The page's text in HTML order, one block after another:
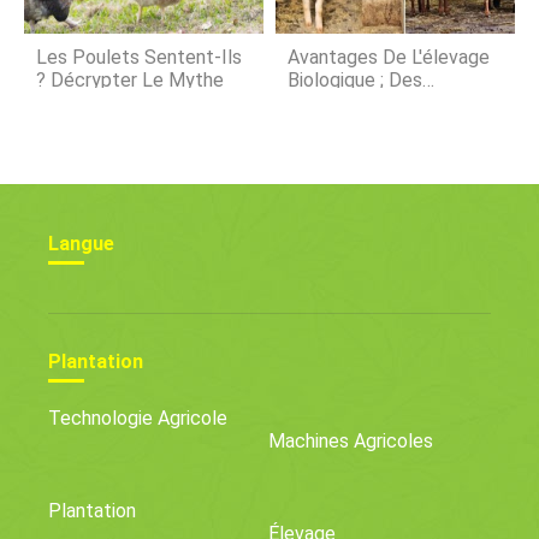
Les Poulets Sentent-Ils
? Décrypter Le Mythe
Avantages De L'élevage
Biologique ; Des
Langue
Plantation
Technologie Agricole
Machines Agricoles
Plantation
Élevage